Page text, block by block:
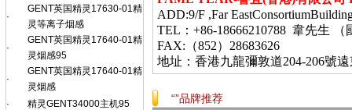
·
GENT英国精灵17630-01精
灵等离子烟感
·
GENT英国精灵17640-01精
灵烟感95
·
GENT英国精灵17640-01精
灵烟感
·
精灵GENT34000主机95
ADD:9/F ,Far
TEL：+86-18666210788 韋先生
FAX:（852）28683626
地址：香港九龍彌敦道204-206號
“”品牌推荐